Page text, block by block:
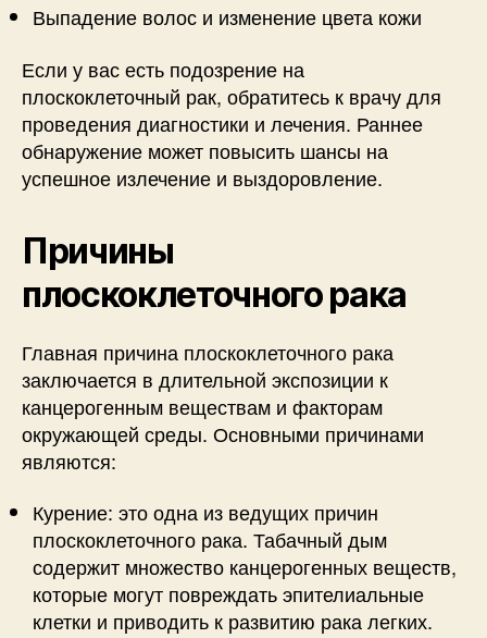
Выпадение волос и изменение цвета кожи
Если у вас есть подозрение на
плоскоклеточный рак, обратитесь к врачу для
проведения диагностики и лечения. Раннее
обнаружение может повысить шансы на
успешное излечение и выздоровление.
Причины
плоскоклеточного рака
Главная причина плоскоклеточного рака
заключается в длительной экспозиции к
канцерогенным веществам и факторам
окружающей среды. Основными причинами
являются:
Курение: это одна из ведущих причин
плоскоклеточного рака. Табачный дым
содержит множество канцерогенных веществ,
которые могут повреждать эпителиальные
клетки и приводить к развитию рака легких.